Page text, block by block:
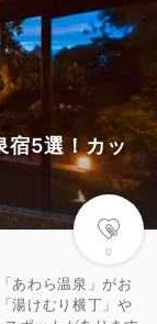
宿5選！カッ
0
あわら温泉」がお
湯けむり横丁」や